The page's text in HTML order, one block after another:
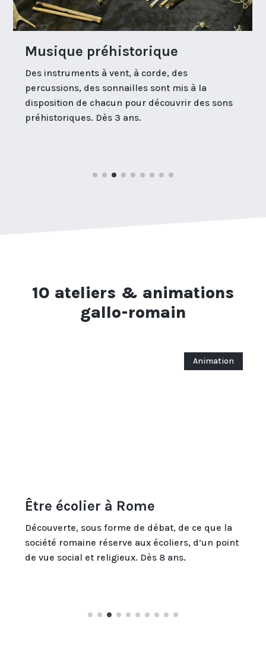
Musique préhistorique
Des instruments à vent, à corde, des
percussions, des sonnailles sont mis à la
disposition de chacun pour découvrir des sons
préhistoriques. Dès 3 ans.
10 ateliers & animations
gallo-romain
Animation
Être écolier à Rome
Découverte, sous forme de débat, de ce que la
société romaine réserve aux écoliers, d’un point
de vue social et religieux. Dès 8 ans.